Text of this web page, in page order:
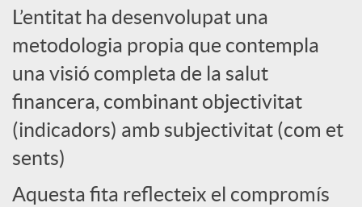
c
i
a
l
L’entitat ha desenvolupat una
metodologia propia que contempla
una visió completa de la salut
financera, combinant objectivitat
(indicadors) amb subjectivitat (com et
sents)
Aquesta fita reflecteix el compromís